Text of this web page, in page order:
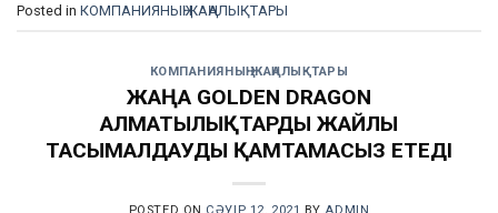
Posted in КОМПАНИЯНЫҢ ЖАҢАЛЫҚТАРЫ
КОМПАНИЯНЫҢ ЖАҢАЛЫҚТАРЫ
ЖАҢА GOLDEN DRAGON
АЛМАТЫЛЫҚТАРДЫ ЖАЙЛЫ
ТАСЫМАЛДАУДЫ ҚАМТАМАСЫЗ ЕТЕДІ
POSTED ON СӘУІР 12, 2021 BYADMIN